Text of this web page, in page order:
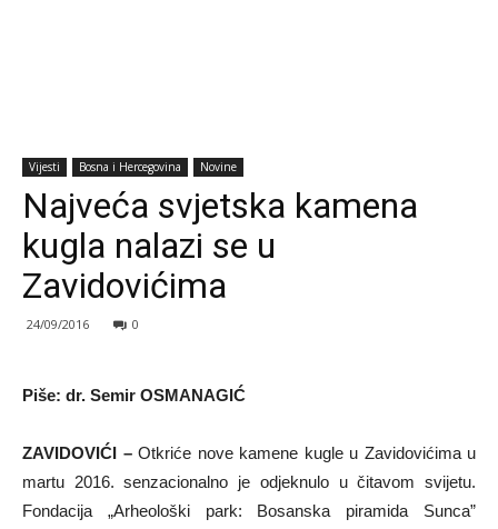
Vijesti Bosna i Hercegovina Novine
Najveća svjetska kamena
kugla nalazi se u
Zavidovićima
24/09/2016 0
Piše: dr. Semir OSMANAGIĆ
ZAVIDOVIĆI –Otkriće nove kamene kugle u Zavidovićima u
martu 2016. senzacionalno je odjeknulo u čitavom svijetu.
Fondacija „Arheološki park: Bosanska piramida Sunca”